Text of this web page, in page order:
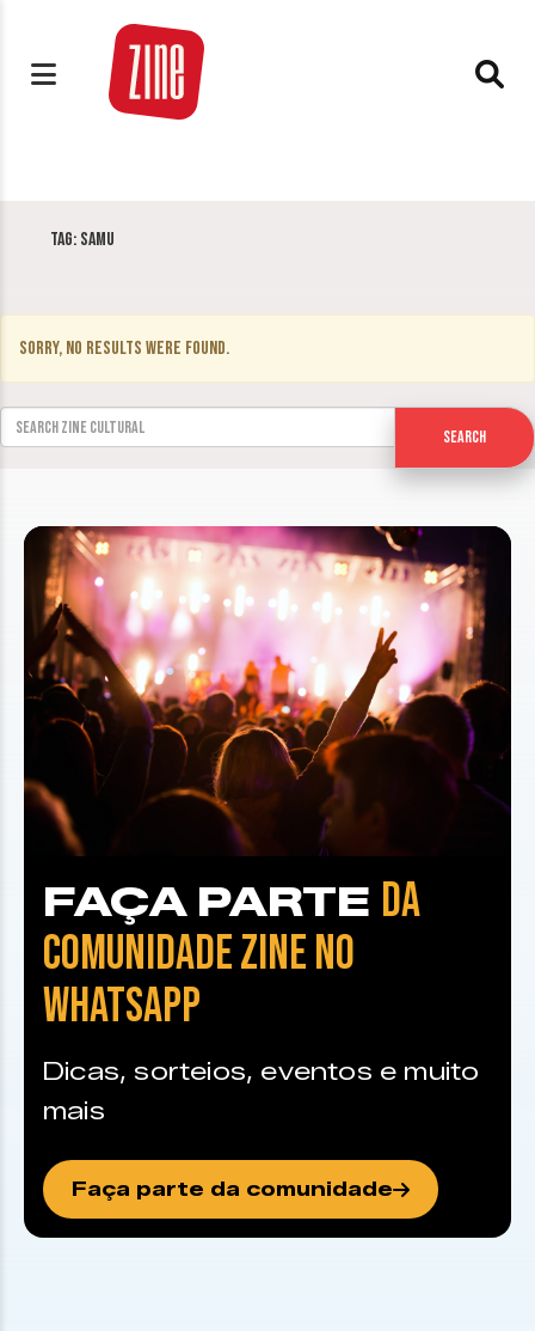
Tag: Samu
Sorry, no results were found.
Search for:
Search
FAÇA PARTE DA
COMUNIDADE ZINE NO
WHATSAPP
Dicas, sorteios, eventos e muito
mais
Faça parte da comunidade